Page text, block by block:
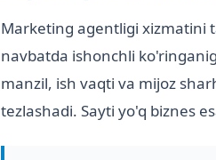
Marketing agentligi xizmatini
navbatda ishonchli
manzil, ish vaqti va mijoz
tezlashadi. Sayti yo'q biznes